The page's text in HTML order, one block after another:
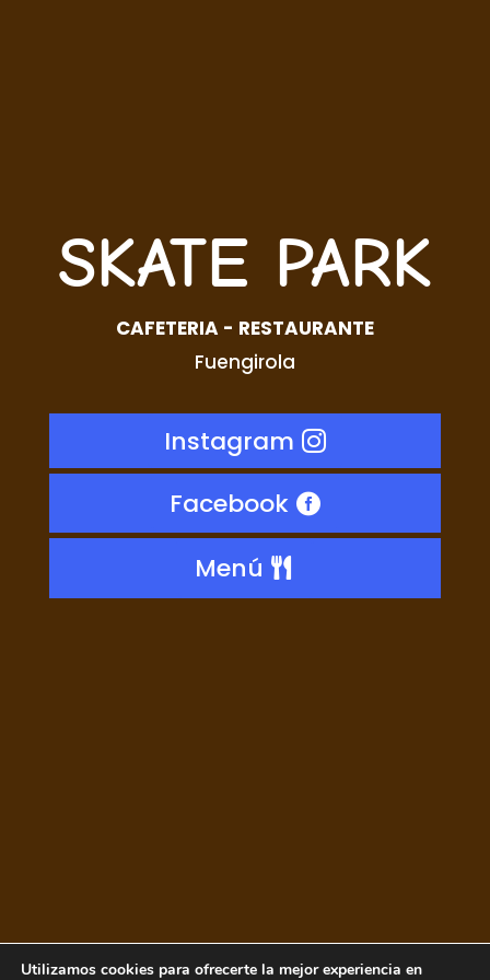
SKATE PARK
CAFETERIA - RESTAURANTE
Fuengirola
Instagram
Facebook
Menú
Utilizamos cookies para ofrecerte la mejor experiencia en